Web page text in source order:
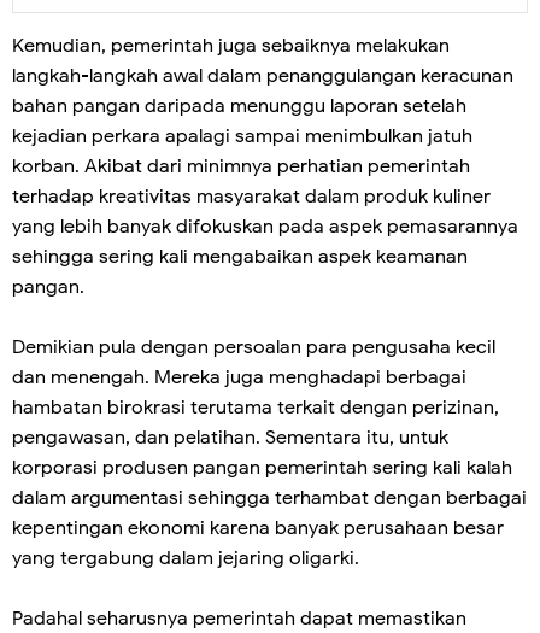
Kemudian, pemerintah juga sebaiknya melakukan
langkah-langkah awal dalam penanggulangan keracunan
bahan pangan daripada menunggu laporan setelah
kejadian perkara apalagi sampai menimbulkan jatuh
korban. Akibat dari minimnya perhatian pemerintah
terhadap kreativitas masyarakat dalam produk kuliner
yang lebih banyak difokuskan pada aspek pemasarannya
sehingga sering kali mengabaikan aspek keamanan
pangan.
Demikian pula dengan persoalan para pengusaha kecil
dan menengah. Mereka juga menghadapi berbagai
hambatan birokrasi terutama terkait dengan perizinan,
pengawasan, dan pelatihan. Sementara itu, untuk
korporasi produsen pangan pemerintah sering kali kalah
dalam argumentasi sehingga terhambat dengan berbagai
kepentingan ekonomi karena banyak perusahaan besar
yang tergabung dalam jejaring oligarki.
Padahal seharusnya pemerintah dapat memastikan